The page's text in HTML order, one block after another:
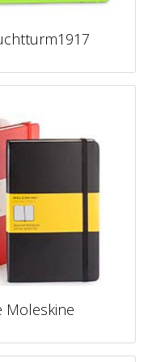
Moleskine